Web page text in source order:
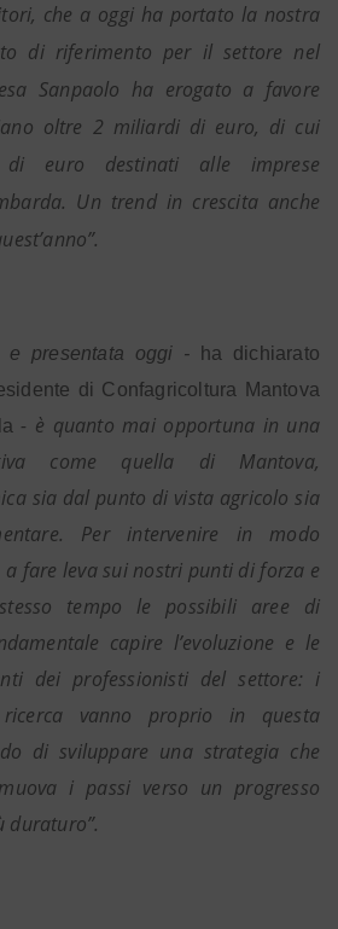
che a oggi ha portato la nostra
di riferimento per il settore nel
Sanpaolo ha erogato a favore
oltre 2 miliardi di euro, di cui
euro destinati alle imprese
Un trend in crescita anche
e presentata oggi - ha dichiarato
di Confagricoltura Mantova
- è quanto mai opportuna in una
come quella di Mantova,
sia dal punto di vista agricolo sia
Per intervenire in modo
fare leva sui nostri punti di forza e
tempo le possibili aree di
capire l’evoluzione e le
dei professionisti del settore: i
vanno proprio in questa
di sviluppare una strategia che
i passi verso un progresso
duraturo”.